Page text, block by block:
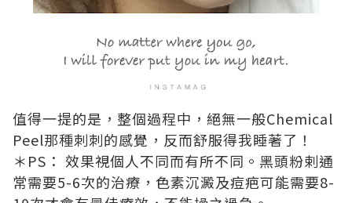
值得一提的是，整個過程中，絕無一般Chemical
Peel那種刺刺的感覺，反而舒服得我睡著了！
＊PS： 效果視個人不同而有所不同。黑頭粉剌通
常需要5-6次的治療，色素沉澱及痘疤可能需要8-